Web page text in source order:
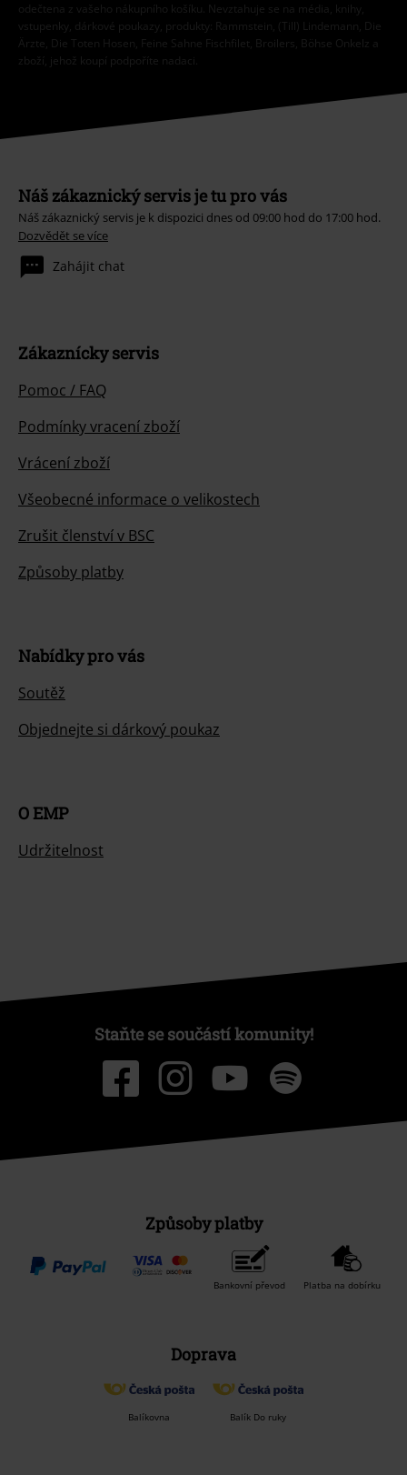
odečtena z vašeho nákupního košíku. Nevztahuje se na média, knihy,
vstupenky, dárkové poukazy, produkty: Rammstein, (Till) Lindemann, Die
Ärzte, Die Toten Hosen, Feine Sahne Fischfilet, Broilers, Böhse Onkelz a
zboží, jehož koupí podpoříte nadaci.
Náš zákaznický servis je tu pro vás
Náš zákaznický servis je k dispozici dnes od 09:00 hod do 17:00 hod.
Dozvědět se více
Zahájit chat
Zákaznícky servis
Pomoc / FAQ
Podmínky vracení zboží
Vrácení zboží
Všeobecné informace o velikostech
Zrušit členství v BSC
Způsoby platby
Nabídky pro vás
Soutěž
Objednejte si dárkový poukaz
O EMP
Udržitelnost
Staňte se součástí komunity!
Způsoby platby
Bankovní převod Platba na dobírku
Doprava
Balíkovna Balík Do ruky